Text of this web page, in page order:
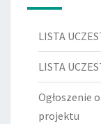
LISTA
LISTA
Ogłoszenie
projektu